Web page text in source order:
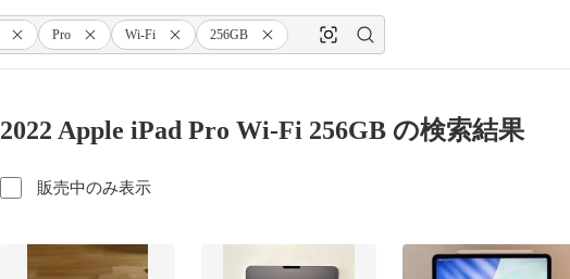
Pro Wi-Fi 256GB
2022 Apple iPad Pro Wi-Fi 256GB の検索結果
販売中のみ表示